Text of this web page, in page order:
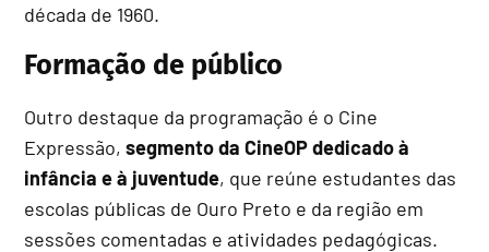
década de 1960.
Formação de público
Outro destaque da programação é o Cine
Expressão, segmento da CineOP dedicado à
infância e à juventude, que reúne estudantes das
escolas públicas de Ouro Preto e da região em
sessões comentadas e atividades pedagógicas.